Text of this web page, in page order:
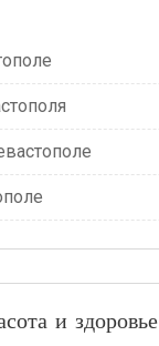
и здоровье